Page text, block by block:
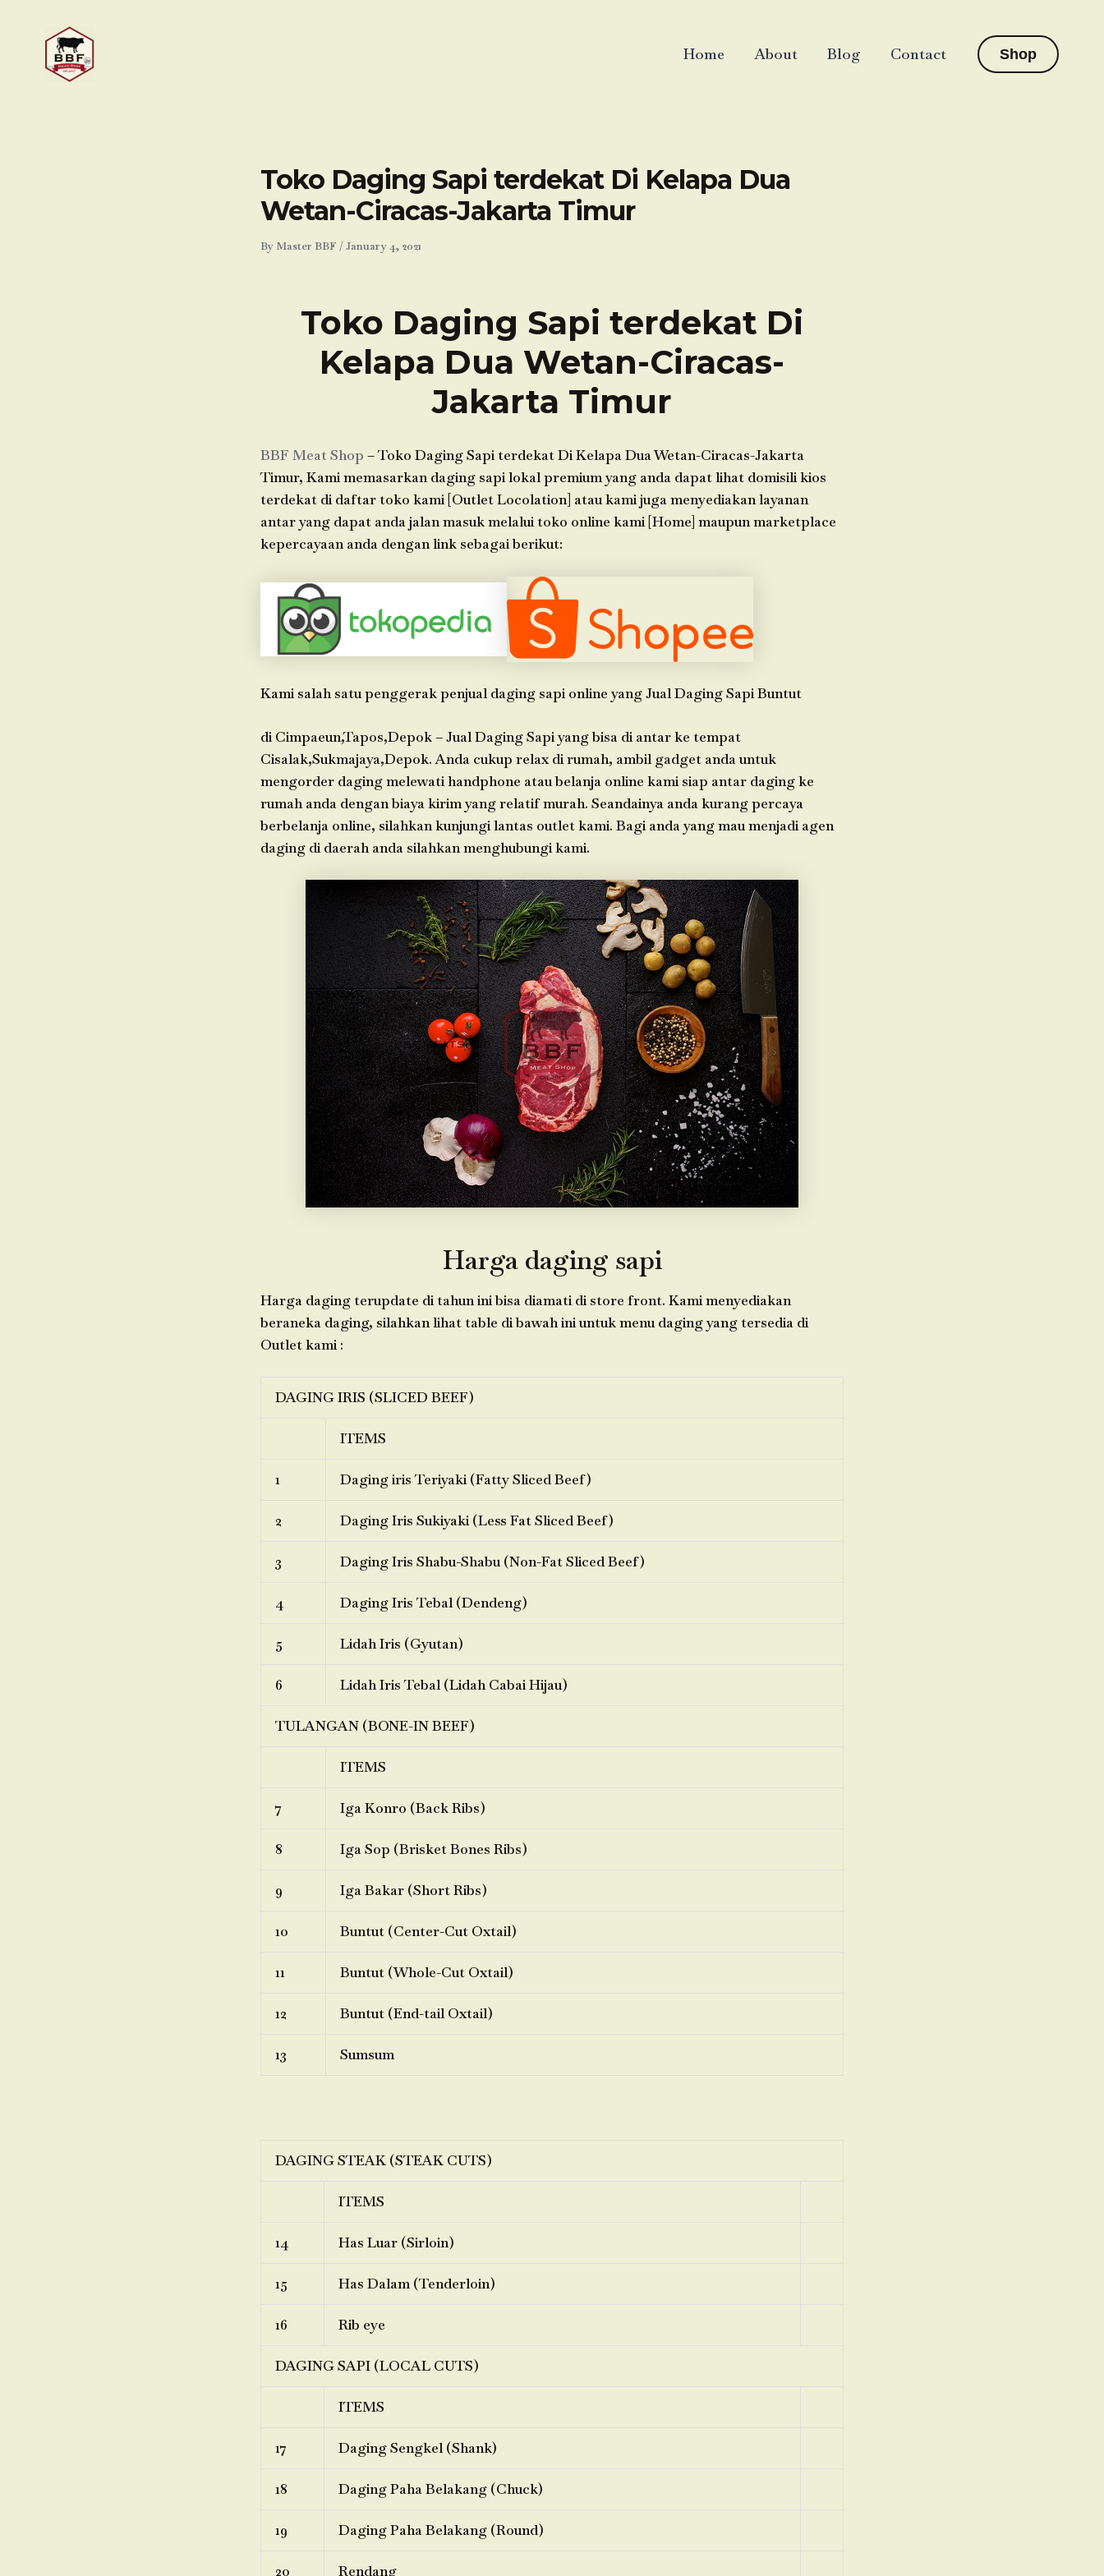
Home About Blog Contact Shop
Toko Daging Sapi terdekat Di Kelapa Dua
Wetan-Ciracas-Jakarta Timur
By Master BBF /January 4, 2021
Toko Daging Sapi terdekat Di
Kelapa Dua Wetan-Ciracas-
Jakarta Timur
BBF Meat Shop – Toko Daging Sapi terdekat Di Kelapa Dua Wetan-Ciracas-Jakarta
Timur, Kami memasarkan daging sapi lokal premium yang anda dapat lihat domisili kios
terdekat di daftar toko kami [Outlet Locolation] atau kami juga menyediakan layanan
antar yang dapat anda jalan masuk melalui toko online kami [Home] maupun marketplace
kepercayaan anda dengan link sebagai berikut:
Kami salah satu penggerak penjual daging sapi online yang Jual Daging Sapi Buntut
di Cimpaeun,Tapos,Depok – Jual Daging Sapi yang bisa di antar ke tempat
Cisalak,Sukmajaya,Depok. Anda cukup relax di rumah, ambil gadget anda untuk
mengorder daging melewati handphone atau belanja online kami siap antar daging ke
rumah anda dengan biaya kirim yang relatif murah. Seandainya anda kurang percaya
berbelanja online, silahkan kunjungi lantas outlet kami. Bagi anda yang mau menjadi agen
daging di daerah anda silahkan menghubungi kami.
Harga daging sapi
Harga daging terupdate di tahun ini bisa diamati di store front. Kami menyediakan
beraneka daging, silahkan lihat table di bawah ini untuk menu daging yang tersedia di
Outlet kami :
DAGING IRIS (SLICED BEEF)
ITEMS
1 Daging iris Teriyaki (Fatty Sliced Beef)
2 Daging Iris Sukiyaki (Less Fat Sliced Beef)
3 Daging Iris Shabu-Shabu (Non-Fat Sliced Beef)
4 Daging Iris Tebal (Dendeng)
5 Lidah Iris (Gyutan)
6 Lidah Iris Tebal (Lidah Cabai Hijau)
TULANGAN (BONE-IN BEEF)
ITEMS
7 Iga Konro (Back Ribs)
8 Iga Sop (Brisket Bones Ribs)
9 Iga Bakar (Short Ribs)
10 Buntut (Center-Cut Oxtail)
11 Buntut (Whole-Cut Oxtail)
12 Buntut (End-tail Oxtail)
13 Sumsum
DAGING STEAK (STEAK CUTS)
ITEMS
14 Has Luar (Sirloin)
15 Has Dalam (Tenderloin)
16 Rib eye
DAGING SAPI (LOCAL CUTS)
ITEMS
17 Daging Sengkel (Shank)
18 Daging Paha Belakang (Chuck)
19 Daging Paha Belakang (Round)
20 Rendang